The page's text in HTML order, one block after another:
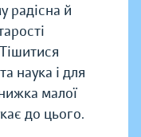
радісна й
наука і для
малої
до цього.